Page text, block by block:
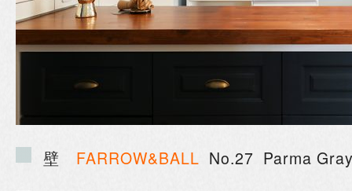
壁 FARROW&BALL No.27 Parma